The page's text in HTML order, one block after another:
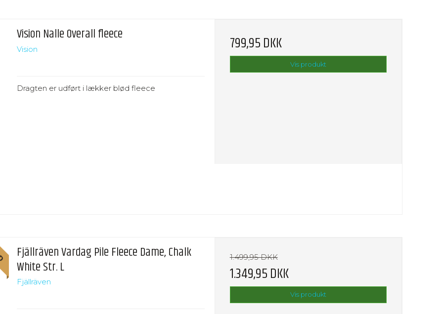
Vision Nalle Overall fleece
Vision
Dragten er udført i lækker blød fleece
799,95 DKK
Vis produkt
Fjällräven Vardag Pile Fleece Dame, Chalk
White Str. L
Fjällräven
1.499,95 DKK
1.349,95 DKK
Vis produkt